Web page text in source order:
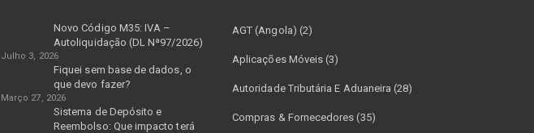
Novo Código M35: IVA –
Autoliquidação (DL Nª97/2026)
Julho 3, 2026
Fiquei sem base de dados, o
que devo fazer?
Março 27, 2026
Sistema de Depósito e
Reembolso: Que impacto terá
AGT (Angola) (2)
Aplicações Móveis (3)
Autoridade Tributária E Aduaneira (28)
Compras & Fornecedores (35)